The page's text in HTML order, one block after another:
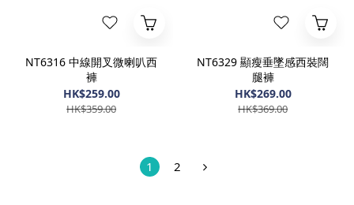
NT6316 中線開叉微喇叭西
褲
HK$259.00
HK$359.00
NT6329 顯瘦垂墜感西裝闊
腿褲
HK$269.00
HK$369.00
1 2